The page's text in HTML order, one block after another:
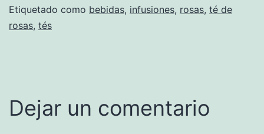
Etiquetado como bebidas, infusiones, rosas, té de
rosas, tés
Dejar un comentario